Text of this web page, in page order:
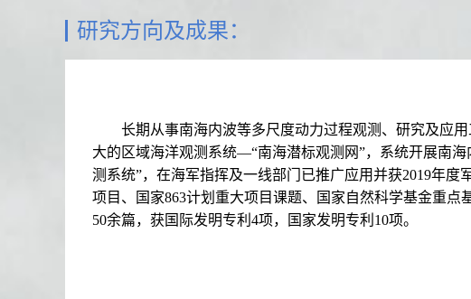
研究方向及成果：
长期从事南海内波等多尺度动力过程观测、研究及应用
大的区域海洋观测系统—“南海潜标观测网”，系统开展南
测系统”，在海军指挥及一线部门已推广应用并获2019年度
项目、国家863计划重大项目课题、国家自然科学基金重
50余篇，获国际发明专利4项，国家发明专利10项。